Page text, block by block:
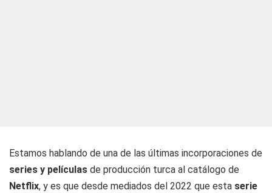
Estamos hablando de una de las últimas incorporaciones de
series y películas de producción turca al catálogo de
Netflix, y es que desde mediados del 2022 que esta serie